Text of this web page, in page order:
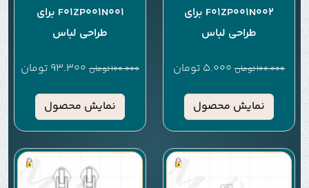
F01ZP001N002 برای
طراحی لباس
100.000تومان 5.000 تومان
نمایش محصول
F01ZP001N001 برای
طراحی لباس
100.000تومان 93.300 تومان
نمایش محصول